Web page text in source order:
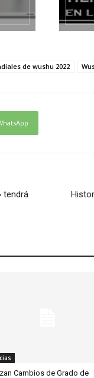
de wushu 2022
tendrá
Cambios de Grado de